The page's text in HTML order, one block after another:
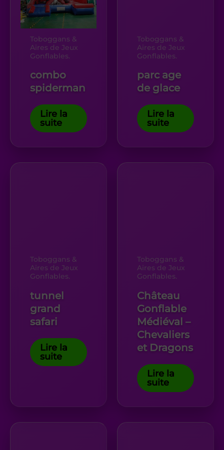
Toboggans &
Aires de Jeux
Gonflables.
combo
spiderman
Lire la
suite
Toboggans &
Aires de Jeux
Gonflables.
parc age
de glace
Lire la
suite
Toboggans &
Aires de Jeux
Gonflables.
tunnel
grand
safari
Lire la
suite
Toboggans &
Aires de Jeux
Gonflables.
Château
Gonflable
Médiéval –
Chevaliers
et Dragons
Lire la
suite